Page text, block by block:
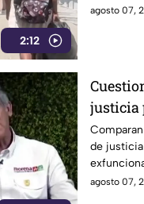
2:12
cinco
agosto 07,
justicia
y
de
agosto 07,